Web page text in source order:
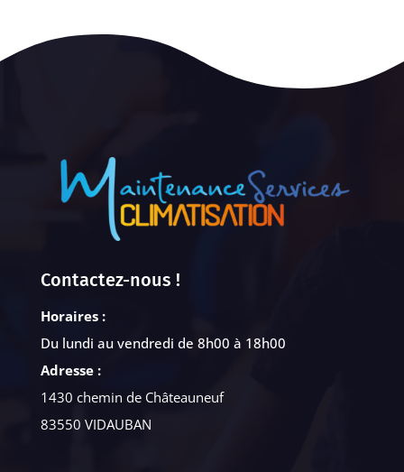
Contactez-nous !
Horaires :
Du lundi au vendredi de 8h00 à 18h00
Adresse :
1430 chemin de Châteauneuf
83550 VIDAUBAN